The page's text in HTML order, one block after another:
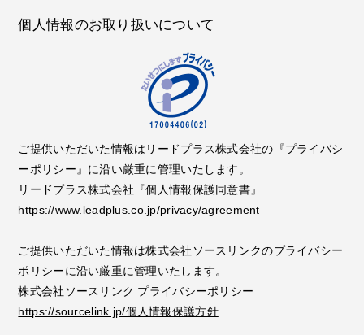
個人情報のお取り扱いについて
ご提供いただいた情報はリードプラス株式会社の『プライバシ
ーポリシー』に沿い厳重に管理いたします。
リードプラス株式会社『個人情報保護同意書』
https://www.leadplus.co.jp/privacy/agreement
ご提供いただいた情報は株式会社ソースリンクのプライバシー
ポリシーに沿い厳重に管理いたします。
株式会社ソースリンク プライバシーポリシー
https://sourcelink.jp/個人情報保護方針